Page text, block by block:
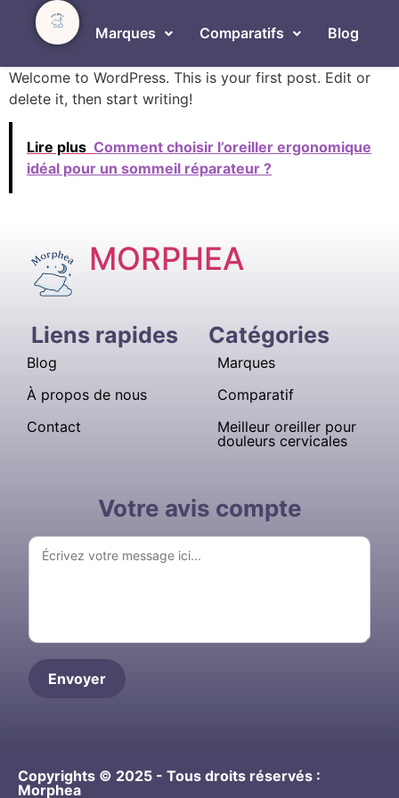
Marques Comparatifs Blog
Welcome to WordPress. This is your first post. Edit or
delete it, then start writing!
Lire plus Comment choisir l’oreiller ergonomique
idéal pour un sommeil réparateur ?
MORPHEA
Liens rapides
Blog
À propos de nous
Contact
Catégories
Marques
Comparatif
Meilleur oreiller pour
douleurs cervicales
Votre avis compte
Copyrights © 2025 - Tous droits réservés :
Morphea